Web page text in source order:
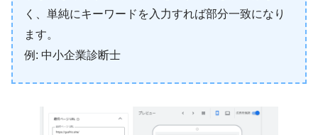
く、単純にキーワードを入力すれば部分一致になり
ます。
例: 中小企業診断士